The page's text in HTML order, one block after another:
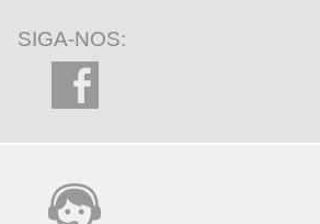
SIGA-NOS: